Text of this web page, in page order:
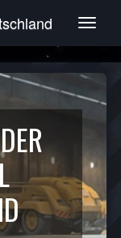
T
g
e
v
g
a
t
i